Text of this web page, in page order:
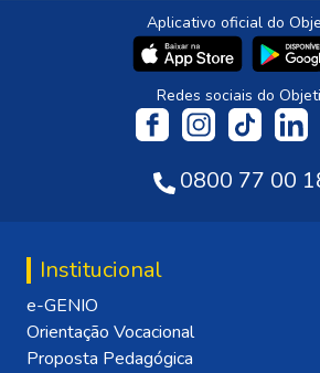
Aplicativo oficial do
Redes sociais do
0800 77 00
Institucional
e-GENIO
Orientação Vocacional
Proposta Pedagógica